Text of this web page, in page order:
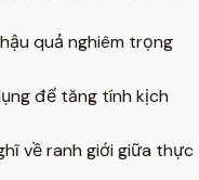
quả nghiêm trọng
để tăng tính kịch
về ranh giới giữa thực